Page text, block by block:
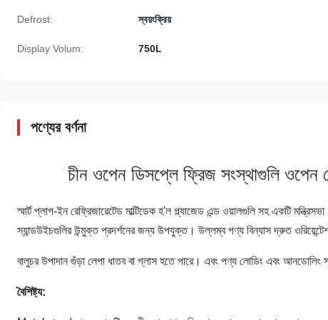
Defrost: স্বয়ংক্রিয়
Display Volum: 750L
পণ্যের বর্ণনা
চীন ওপেন ডিসপ্লে ফ্রিজ সংস্থাগুলি ওপেন
স্মার্ট প্লাগ-ইন রেফ্রিজারেটেড মাল্টিডেক হ'ল গ্ল্যাজেড এন্ড ওয়ালগুলি সহ একটি
স্যান্ডউইচগুলির উন্মুক্ত প্রদর্শনের জন্য উপযুক্ত। উল্লম্ব পণ্য বিন্যাস দ্রুত
বালুচর উপাদান গুঁড়া লেপা ধাতব বা গ্লাস হতে পারে। এবং পণ্য লোডিং এবং আনডোলিং
বৈশিষ্ট্য: